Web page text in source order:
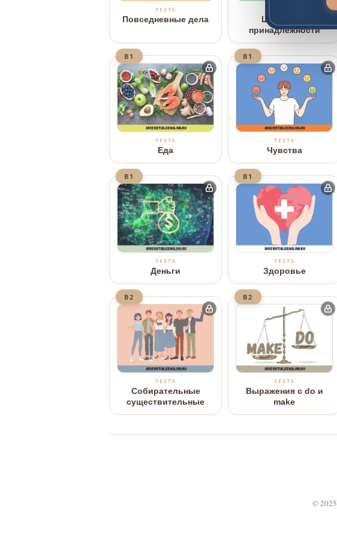
TESTS
Повседневные дела
Школьные
принадлежности
B1
TESTS
Еда
B1
TESTS
Чувства
B1
TESTS
Деньги
B1
TESTS
Здоровье
B2
TESTS
Собирательные
существительные
B2
TESTS
Выражения с do и
make
© 2025